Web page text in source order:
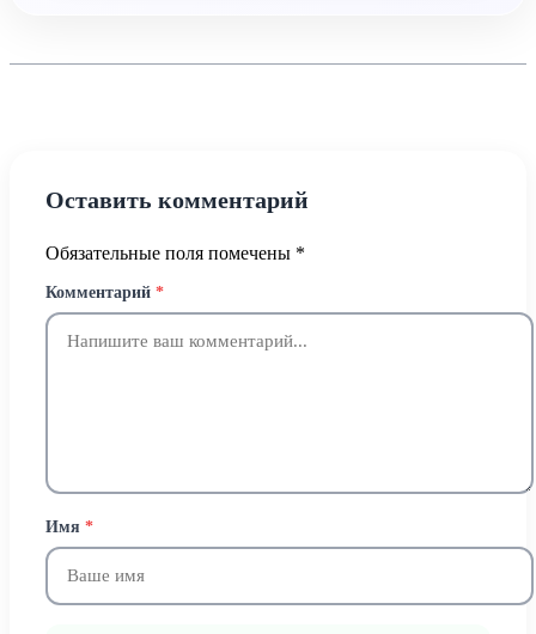
Оставить комментарий
Обязательные поля помечены *
Комментарий *
Имя *